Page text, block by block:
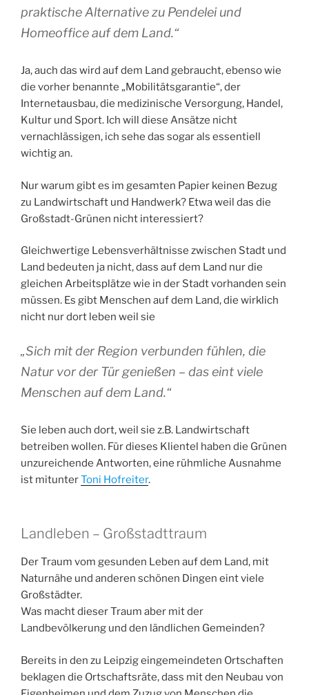
praktische Alternative zu Pendelei und
Homeoffice auf dem Land.“
Ja, auch das wird auf dem Land gebraucht, ebenso wie
die vorher benannte „Mobilitätsgarantie“, der
Internetausbau, die medizinische Versorgung, Handel,
Kultur und Sport. Ich will diese Ansätze nicht
vernachlässigen, ich sehe das sogar als essentiell
wichtig an.
Nur warum gibt es im gesamten Papier keinen Bezug
zu Landwirtschaft und Handwerk? Etwa weil das die
Großstadt-Grünen nicht interessiert?
Gleichwertige Lebensverhältnisse zwischen Stadt und
Land bedeuten ja nicht, dass auf dem Land nur die
gleichen Arbeitsplätze wie in der Stadt vorhanden sein
müssen. Es gibt Menschen auf dem Land, die wirklich
nicht nur dort leben weil sie
„Sich mit der Region verbunden fühlen, die
Natur vor der Tür genießen – das eint viele
Menschen auf dem Land.“
Sie leben auch dort, weil sie z.B. Landwirtschaft
betreiben wollen. Für dieses Klientel haben die Grünen
unzureichende Antworten, eine rühmliche Ausnahme
ist mitunterToni Hofreiter.
Landleben – Großstadttraum
Der Traum vom gesunden Leben auf dem Land, mit
Naturnähe und anderen schönen Dingen eint viele
Großstädter.
Was macht dieser Traum aber mit der
Landbevölkerung und den ländlichen Gemeinden?
Bereits in den zu Leipzig eingemeindeten Ortschaften
beklagen die Ortschaftsräte, dass mit den Neubau von